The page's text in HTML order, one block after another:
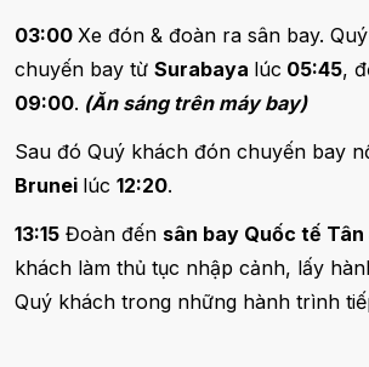
03:00 Xe đón & đoàn ra sân bay.
chuyến bay từ Surabaya lúc 05:45,
09:00. (Ăn sáng trên máy bay)
Sau đó Quý khách đón chuyến bay
Brunei lúc 12:20.
13:15 Đoàn đến sân bay Quốc tế Tân
khách làm thủ tục nhập cảnh, lấy
Quý khách trong những hành trình